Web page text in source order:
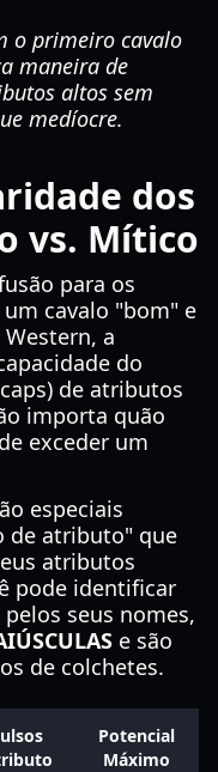
o primeiro cavalo
maneira de
altos sem
medíocre.
dos
vs. Mítico
para os
cavalo "bom" e
a
do
de atributos
importa quão
exceder um
especiais
de atributo" que
atributos
pode identificar
seus nomes,
e são
de colchetes.
Potencial
Máximo